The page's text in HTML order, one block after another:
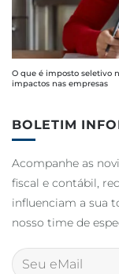
O que é imposto seletivo
impactos nas empresas
BOLETIM
Acompanhe as
fiscal e contábil,
influenciam a sua
nosso time de